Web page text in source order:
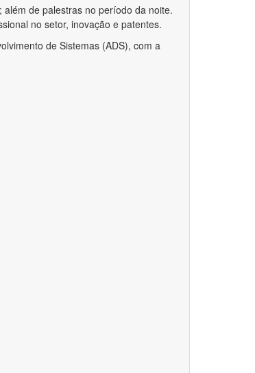
de palestras no período da noite.
no setor, inovação e patentes.
de Sistemas (ADS), com a